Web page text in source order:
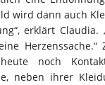
wird dann auch
erklärt
noch
neben ihrer